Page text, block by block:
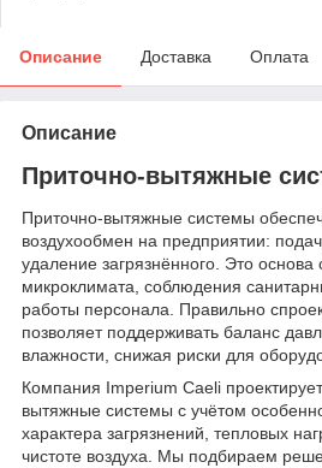
Описание Доставка Оплата
Описание
Приточно-вытяжные
Приточно-вытяжные системы
воздухообмен на предприятии:
удаление загрязнённого. Это основа
микроклимата, соблюдения
работы персонала. Правильно
позволяет поддерживать баланс
влажности, снижая риски для
Компания Imperium Caeli
вытяжные системы с учётом
характера загрязнений, тепловых
чистоте воздуха. Мы подбираем